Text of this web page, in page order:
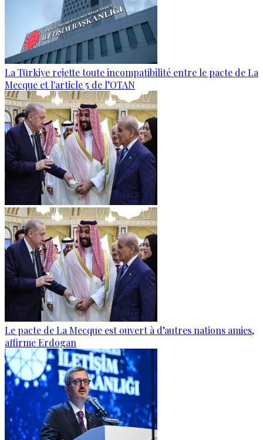
La Türkiye rejette toute incompatibilité entre le pacte de La
Mecque et l'article 5 de l’OTAN
Le pacte de La Mecque est ouvert à d’autres nations amies,
affirme Erdogan